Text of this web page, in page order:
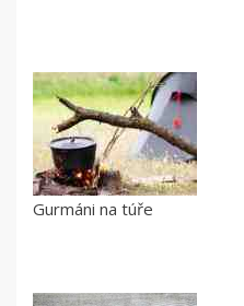
Gurmáni na túře